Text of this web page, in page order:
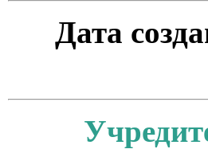
Дата